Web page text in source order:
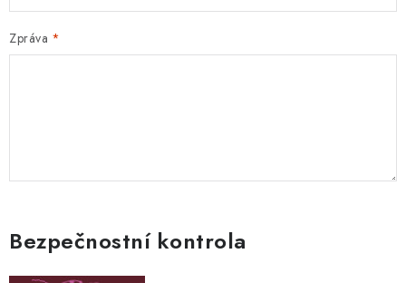
Zpráva
Bezpečnostní kontrola